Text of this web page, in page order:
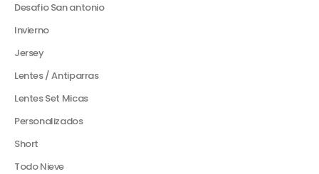
Desafio San antonio
Invierno
Jersey
Lentes / Antiparras
Lentes Set Micas
Personalizados
Short
Todo Nieve